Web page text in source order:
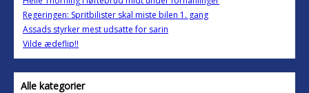
Regeringen: Spritbilister skal miste bilen 1. gang
Assads styrker mest udsatte for sarin
Vilde ædeflip!!
Alle kategorier